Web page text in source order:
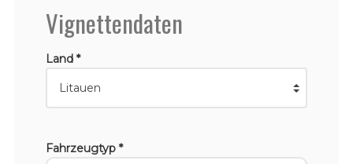
Vignettendaten
Land *
Fahrzeugtyp *